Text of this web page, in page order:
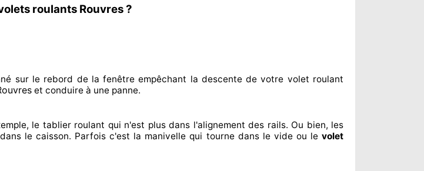
roulants Rouvres ?
sur le rebord de la fenêtre empêchant la descente de votre volet roulant
et conduire à une panne.
le tablier roulant qui n'est plus dans l'alignement des rails. Ou bien, les
dans le caisson. Parfois c'est la manivelle qui tourne dans le vide ou levolet